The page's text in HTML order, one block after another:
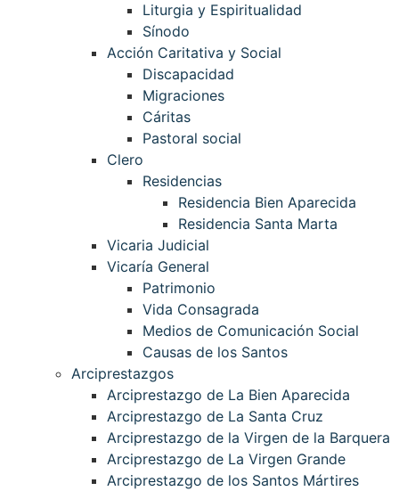
Liturgia y Espiritualidad
Sínodo
Acción Caritativa y Social
Discapacidad
Migraciones
Cáritas
Pastoral social
Clero
Residencias
Residencia Bien Aparecida
Residencia Santa Marta
Vicaria Judicial
Vicaría General
Patrimonio
Vida Consagrada
Medios de Comunicación Social
Causas de los Santos
Arciprestazgos
Arciprestazgo de La Bien Aparecida
Arciprestazgo de La Santa Cruz
Arciprestazgo de la Virgen de la Barquera
Arciprestazgo de La Virgen Grande
Arciprestazgo de los Santos Mártires